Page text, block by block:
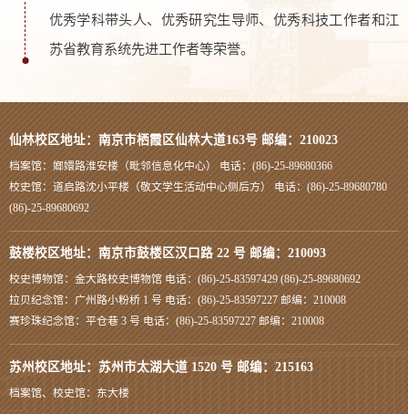
优秀学科带头人、优秀研究生导师、优秀科技工作者和江
苏省教育系统先进工作者等荣誉。
仙林校区地址：南京市栖霞区仙林大道163号 邮编：210023
档案馆：嫏嬛路淮安楼（毗邻信息化中心） 电话：(86)-25-89680366
校史馆：道启路沈小平楼（敬文学生活动中心侧后方） 电话：(86)-25-89680780
(86)-25-89680692
鼓楼校区地址：南京市鼓楼区汉口路 22 号 邮编：210093
校史博物馆：金大路校史博物馆 电话：(86)-25-83597429 (86)-25-89680692
拉贝纪念馆：广州路小粉桥 1 号 电话：(86)-25-83597227 邮编：210008
赛珍珠纪念馆：平仓巷 3 号 电话：(86)-25-83597227 邮编：210008
苏州校区地址：苏州市太湖大道 1520 号 邮编：215163
档案馆、校史馆：东大楼